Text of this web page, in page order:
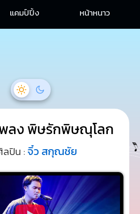
แคมป์ปิ้ง หน้าหนาว
ลง พิษรักพิษณุโลก
ลปิน : จิ๋ว สกุณชัย